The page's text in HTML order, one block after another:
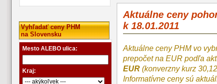
Vyhľadať ceny PHM
na Slovensku
Mesto ALEBO ulica:
Kraj:
Aktuálne ceny
k 18.01.2011
Aktuálne ceny PHM vo
prepočet na EUR podľa
EUR (konverzny kurz
Informatívne ceny sú